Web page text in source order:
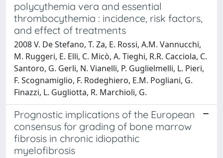
polycythemia vera and essential
thrombocythemia : incidence, risk factors,
and effect of treatments
2008 V. De Stefano, T. Za, E. Rossi, A.M. Vannucchi,
M. Ruggeri, E. Elli, C. Micò, A. Tieghi, R.R. Cacciola, C.
Santoro, G. Gerli, N. Vianelli, P. Guglielmelli, L. Pieri,
F. Scognamiglio, F. Rodeghiero, E.M. Pogliani, G.
Finazzi, L. Gugliotta, R. Marchioli, G.
Prognostic implications of the European
consensus for grading of bone marrow
fibrosis in chronic idiopathic
myelofibrosis